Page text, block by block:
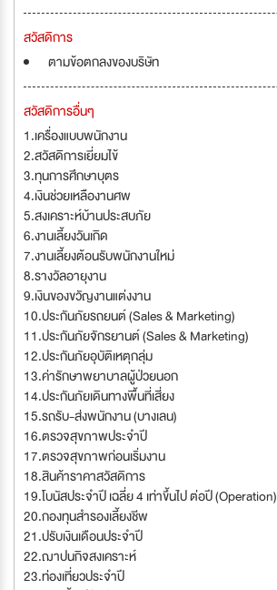
สวัสดิการ
ตามข้อตกลงของบริษัท
สวัสดิการอื่นๆ
1.เครื่องแบบพนักงาน
2.สวัสดิการเยี่ยมไข้
3.ทุนการศึกษาบุตร
4.เงินช่วยเหลืองานศพ
5.สงเคราะห์บ้านประสบภัย
6.งานเลี้ยงวันเกิด
7.งานเลี้ยงต้อนรับพนักงานใหม่
8.รางวัลอายุงาน
9.เงินของขวัญงานแต่งงาน
10.ประกันภัยรถยนต์ (Sales & Marketing)
11.ประกันภัยจักรยานต์ (Sales & Marketing)
12.ประกันภัยอุบัติเหตุกลุ่ม
13.ค่ารักษาพยาบาลผู้ป่วยนอก
14.ประกันภัยเดินทางพื้นที่เสี่ยง
15.รถรับ-ส่งพนักงาน (บางเลน)
16.ตรวจสุขภาพประจำปี
17.ตรวจสุขภาพก่อนเริ่มงาน
18.สินค้าราคาสวัสดิการ
19.โบนัสประจำปี เฉลี่ย 4 เท่าขึ้นไป ต่อปี (Operation)
20.กองทุนสำรองเลี้ยงชีพ
21.ปรับเงินเดือนประจำปี
22.ฌาปนกิจสงเคราะห์
23.ท่องเที่ยวประจำปี